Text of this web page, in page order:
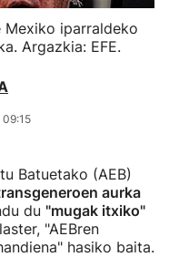
iparraldeko
Argazkia: EFE.
Batuetako (AEB)
aurka
du "mugak itxiko"
"AEBren
hasiko baita.